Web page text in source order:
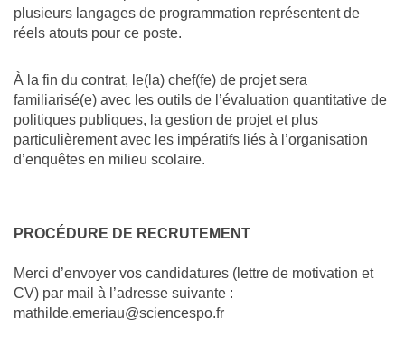
plusieurs langages de programmation représentent de
réels atouts pour ce poste.
À la fin du contrat, le(la) chef(fe) de projet sera
familiarisé(e) avec les outils de l’évaluation quantitative de
politiques publiques, la gestion de projet et plus
particulièrement avec les impératifs liés à l’organisation
d’enquêtes en milieu scolaire.
PROCÉDURE DE RECRUTEMENT
Merci d’envoyer vos candidatures (lettre de motivation et
CV) par mail à l’adresse suivante :
mathilde.emeriau@sciencespo.fr